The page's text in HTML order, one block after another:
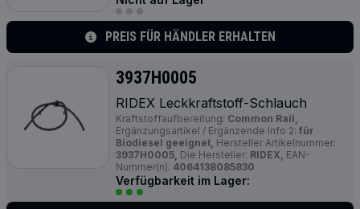
PREIS FÜR HÄNDLER ERHALTEN
3937H0005
RIDEX Leckkraftstoff-Schlauch
Kraftstoffaufbereitung: Common Rail,
Ergänzungsartikel / Ergänzende Info 2: für
Biodiesel geeignet, Hersteller Artikelnummer:
3937H0005, Die Hersteller: RIDEX, EAN-
Nummer(n): 4064138085830
Verfügbarkeit im Lager: